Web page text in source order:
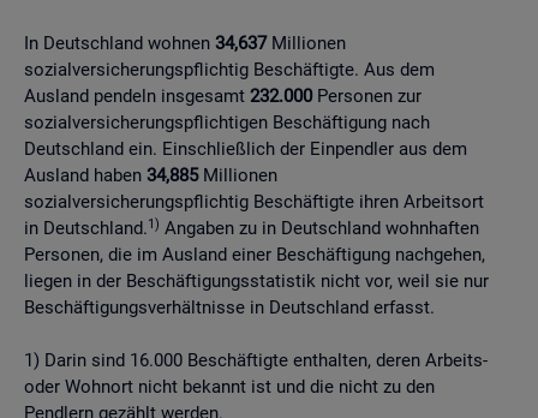
In Deutschland wohnen 34,637Millionen
sozialversicherungspflichtig Beschäftigte. Aus dem
Ausland pendeln insgesamt 232.000Personen zur
sozialversicherungspflichtigen Beschäftigung nach
Deutschland ein. Einschließlich der Einpendler aus dem
Ausland haben 34,885Millionen
sozialversicherungspflichtig Beschäftigte ihren Arbeitsort
in Deutschland.1) Angaben zu in Deutschland wohnhaften
Personen, die im Ausland einer Beschäftigung nachgehen,
liegen in der Beschäftigungsstatistik nicht vor, weil sie nur
Beschäftigungsverhältnisse in Deutschland erfasst.
1) Darin sind 16.000 Beschäftigte enthalten, deren Arbeits-
oder Wohnort nicht bekannt ist und die nicht zu den
Pendlern gezählt werden.